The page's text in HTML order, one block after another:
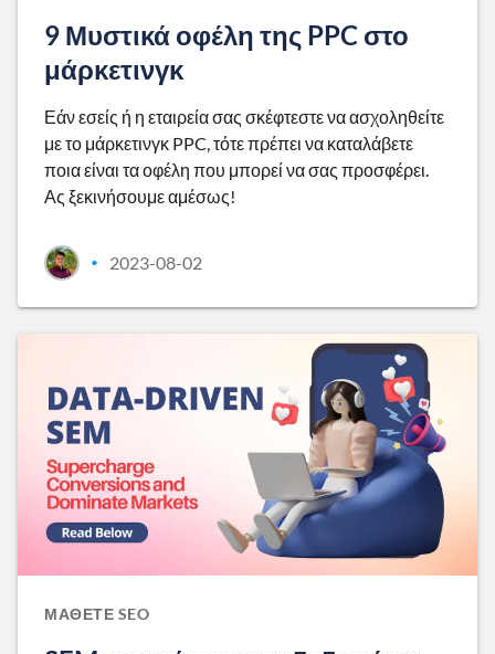
9 Μυστικά οφέλη της PPC στο
μάρκετινγκ
Εάν εσείς ή η εταιρεία σας σκέφτεστε να ασχοληθείτε
με το μάρκετινγκ PPC, τότε πρέπει να καταλάβετε
ποια είναι τα οφέλη που μπορεί να σας προσφέρει.
Ας ξεκινήσουμε αμέσως!
• 2023-08-02
ΜΆΘΕΤΕ SEO